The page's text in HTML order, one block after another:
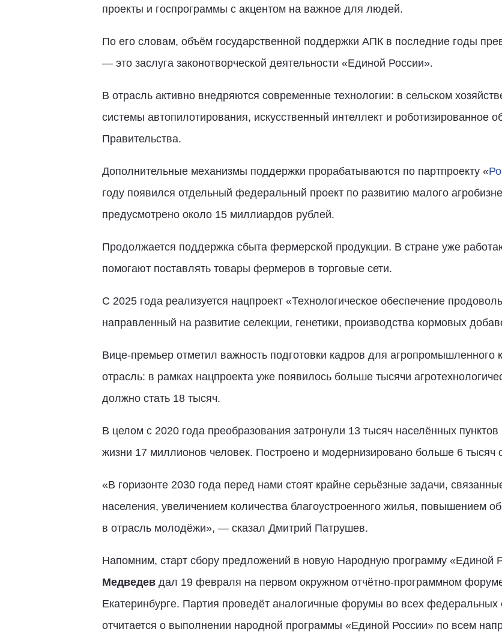
проекты и госпрограммы с акцентом на важное для людей.
По его словам, объём государственной поддержки АПК в последние годы
— это заслуга законотворческой деятельности «Единой России».
В отрасль активно внедряются современные технологии: в сельском
системы автопилотирования, искусственный интеллект и роботизированное
Правительства.
Дополнительные механизмы поддержки прорабатываются по партпроекту «
году появился отдельный федеральный проект по развитию малого
предусмотрено около 15 миллиардов рублей.
Продолжается поддержка сбыта фермерской продукции. В стране уже
помогают поставлять товары фермеров в торговые сети.
С 2025 года реализуется нацпроект «Технологическое обеспечение
направленный на развитие селекции, генетики, производства кормовых
Вице-премьер отметил важность подготовки кадров для
отрасль: в рамках нацпроекта уже появилось больше тысячи
должно стать 18 тысяч.
В целом с 2020 года преобразования затронули 13 тысяч населённых
жизни 17 миллионов человек. Построено и модернизировано больше 6 тысяч
«В горизонте 2030 года перед нами стоят крайне серьёзные задачи,
населения, увеличением количества благоустроенного жилья, повышением
в отрасль молодёжи», — сказал Дмитрий Патрушев.
Напомним, старт сбору предложений в новую Народную программу «Единой
Медведев дал 19 февраля на первом окружном отчётно-программном форуме
Екатеринбурге. Партия проведёт аналогичные форумы во всех федеральных
отчитается о выполнении народной программы «Единой России» по всем